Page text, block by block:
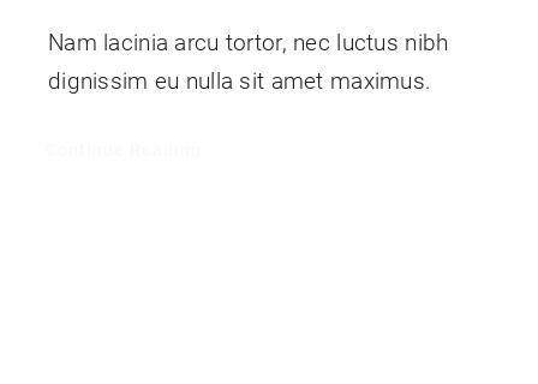
Nam lacinia arcu tortor, nec luctus nibh
dignissim eu nulla sit amet maximus.